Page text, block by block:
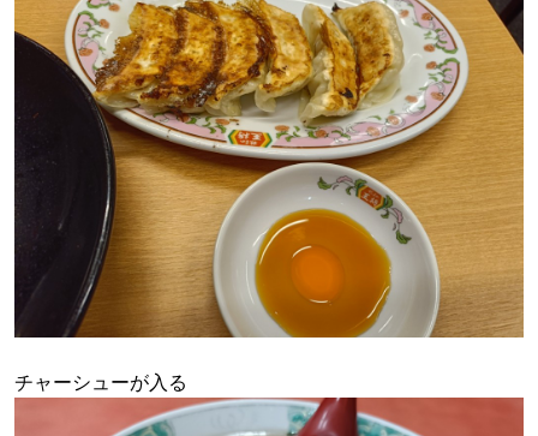
チャーシューが入る